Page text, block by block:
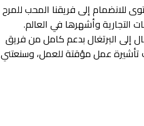
للانضمام إلى فريقنا المحب للمرح
التجارية وأشهرها في العالم.
إلى البرتغال بدعم كامل من فريق
تأشيرة عمل مؤقتة للعمل، وسنعتني